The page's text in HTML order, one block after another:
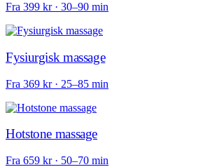
Fra 399 kr · 30–90 min
Fysiurgisk massage
Fra 369 kr · 25–85 min
Hotstone massage
Fra 659 kr · 50–70 min